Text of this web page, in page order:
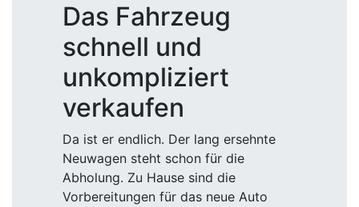
Das Fahrzeug
schnell und
unkompliziert
verkaufen
Da ist er endlich. Der lang ersehnte
Neuwagen steht schon für die
Abholung. Zu Hause sind die
Vorbereitungen für das neue Auto